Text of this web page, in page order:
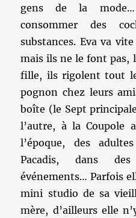
gens de la mode…
consommer des
substances. Eva va
mais ils ne le font pas,
fille, ils rigolent tout
pognon chez leurs
boîte (le Sept
l’autre, à la Coupole
l’époque, des
Pacadis, dans
événements… Parfois
mini studio de sa
mère, d’ailleurs elle